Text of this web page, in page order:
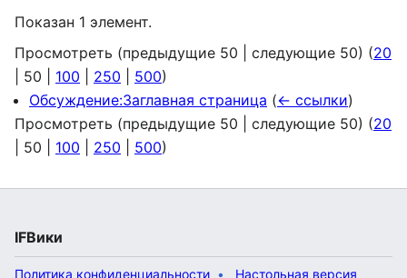
Показан 1 элемент.
Просмотреть (предыдущие 50 следующие 50) (20
50 100 250 500)
Обсуждение:Заглавная страница (← ссылки)
Просмотреть (предыдущие 50 следующие 50) (20
50 100 250 500)
IFВики
Политика конфиденциальности Настольная версия